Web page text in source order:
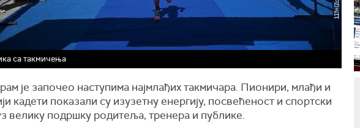
са такмичења
је започео наступима најмлађих такмичара. Пионири, млађи и
кадети показали су изузетну енергију, посвећеност и спортски
велику подршку родитеља, тренера и публике.